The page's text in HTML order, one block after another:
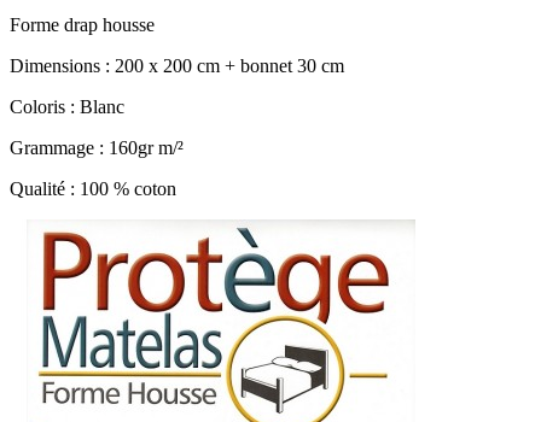
Forme drap housse
Dimensions : 200 x 200 cm + bonnet 30 cm
Coloris : Blanc
Grammage : 160gr m/²
Qualité : 100 % coton